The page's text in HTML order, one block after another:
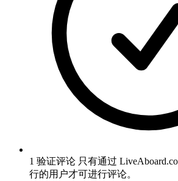
1 验证评论 只有通过
行的用户才可进行评论。